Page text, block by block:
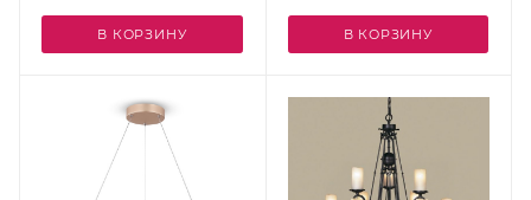
В КОРЗИНУ В КОРЗИНУ